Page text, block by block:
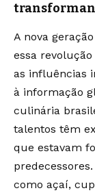
A nova
essa
as influências
à informação
culinária
talentos têm
que estavam
como açaí,